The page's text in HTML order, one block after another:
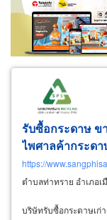
ขายส่ง ข
ผู้ส่งออก/นำเข้า
รับซื้อกระดาษ ข
ไพศาลค้ากระด
https://
ตำบลท่าทราย อำเภอ
บริษัทรับซื้อกระดาษเก่